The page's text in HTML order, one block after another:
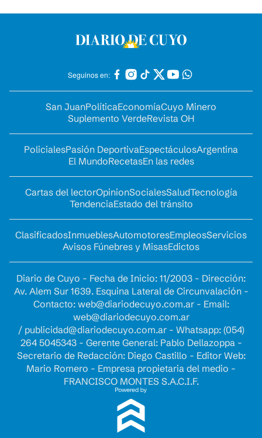
Seguinos en:
San JuanPolíticaEconomíaCuyo Minero
Suplemento VerdeRevista OH
PolicialesPasión DeportivaEspectáculosArgentina
El MundoRecetasEn las redes
Cartas del lectorOpinionSocialesSaludTecnología
TendenciaEstado del tránsito
ClasificadosInmueblesAutomotoresEmpleosServicios
Avisos Fúnebres y MisasEdictos
Diario de Cuyo - Fecha de Inicio: 11/2003 - Dirección:
Av. Alem Sur 1639. Esquina Lateral de Circunvalación -
Contacto: web@diariodecuyo.com.ar- Email:
web@diariodecuyo.com.ar
/ publicidad@diariodecuyo.com.ar- Whatsapp: (054)
264 5045343 - Gerente General: Pablo Dellazoppa -
Secretario de Redacción: Diego Castillo - Editor Web:
Mario Romero - Empresa propietaria del medio -
FRANCISCO MONTES S.A.C.I.F.